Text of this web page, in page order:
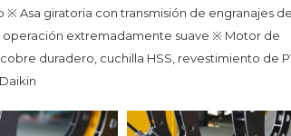
※ Asa giratoria con transmisión de engranajes de
operación extremadamente suave ※ Motor de
duradero, cuchilla HSS, revestimiento de